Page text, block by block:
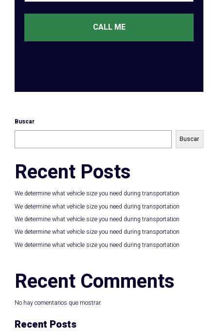
CALL ME
Buscar
Buscar
Recent Posts
We determine what vehicle size you need during transportation
We determine what vehicle size you need during transportation
We determine what vehicle size you need during transportation
We determine what vehicle size you need during transportation
We determine what vehicle size you need during transportation
Recent Comments
No hay comentarios que mostrar.
Recent Posts